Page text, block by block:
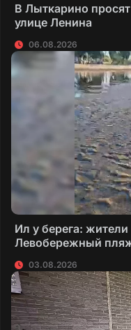
В Лыткарино
улице Ленина
06.08.2026
Ил у берега:
Левобережный
03.08.2026